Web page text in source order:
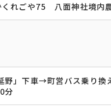
くれごや75 八面神社境内
野」下車→町営バス乗り
分